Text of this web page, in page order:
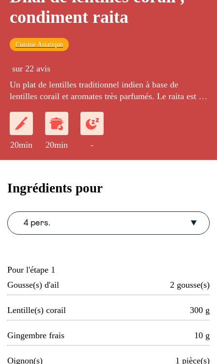
condiment raita
Cuisine Asiatique
sur 22 avis
Un plat de lentilles traditionnel indien à base de
lentilles corail et aromates très parfumés. Le raita est un
20min 20min -
Ingrédients pour
4 pers.
Pour l'étape 1
Gousse(s) d'ail
2 gousse(s)
Lentille(s) corail 300 g
Gingembre frais 10 g
Oignon(s) 1 pièce(s)